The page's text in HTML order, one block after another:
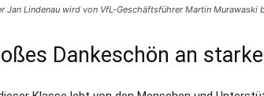
Jan Lindenau wird von VfL-Geschäftsführer Martin
Dankeschön an